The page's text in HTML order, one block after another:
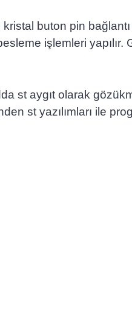
buton pin
işlemleri
st aygıt olarak
st yazılımları ile